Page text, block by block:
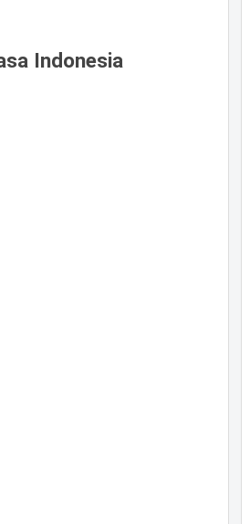
Indonesia